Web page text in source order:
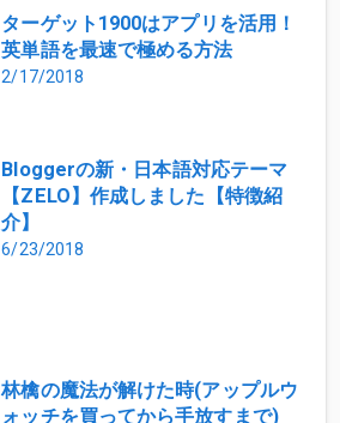
ターゲット1900はアプリを活用！
英単語を最速で極める方法
2/17/2018
Bloggerの新・日本語対応テーマ
【ZELO】作成しました【特徴紹
介】
6/23/2018
林檎の魔法が解けた時(アップルウ
ォッチを買ってから手放すまで)